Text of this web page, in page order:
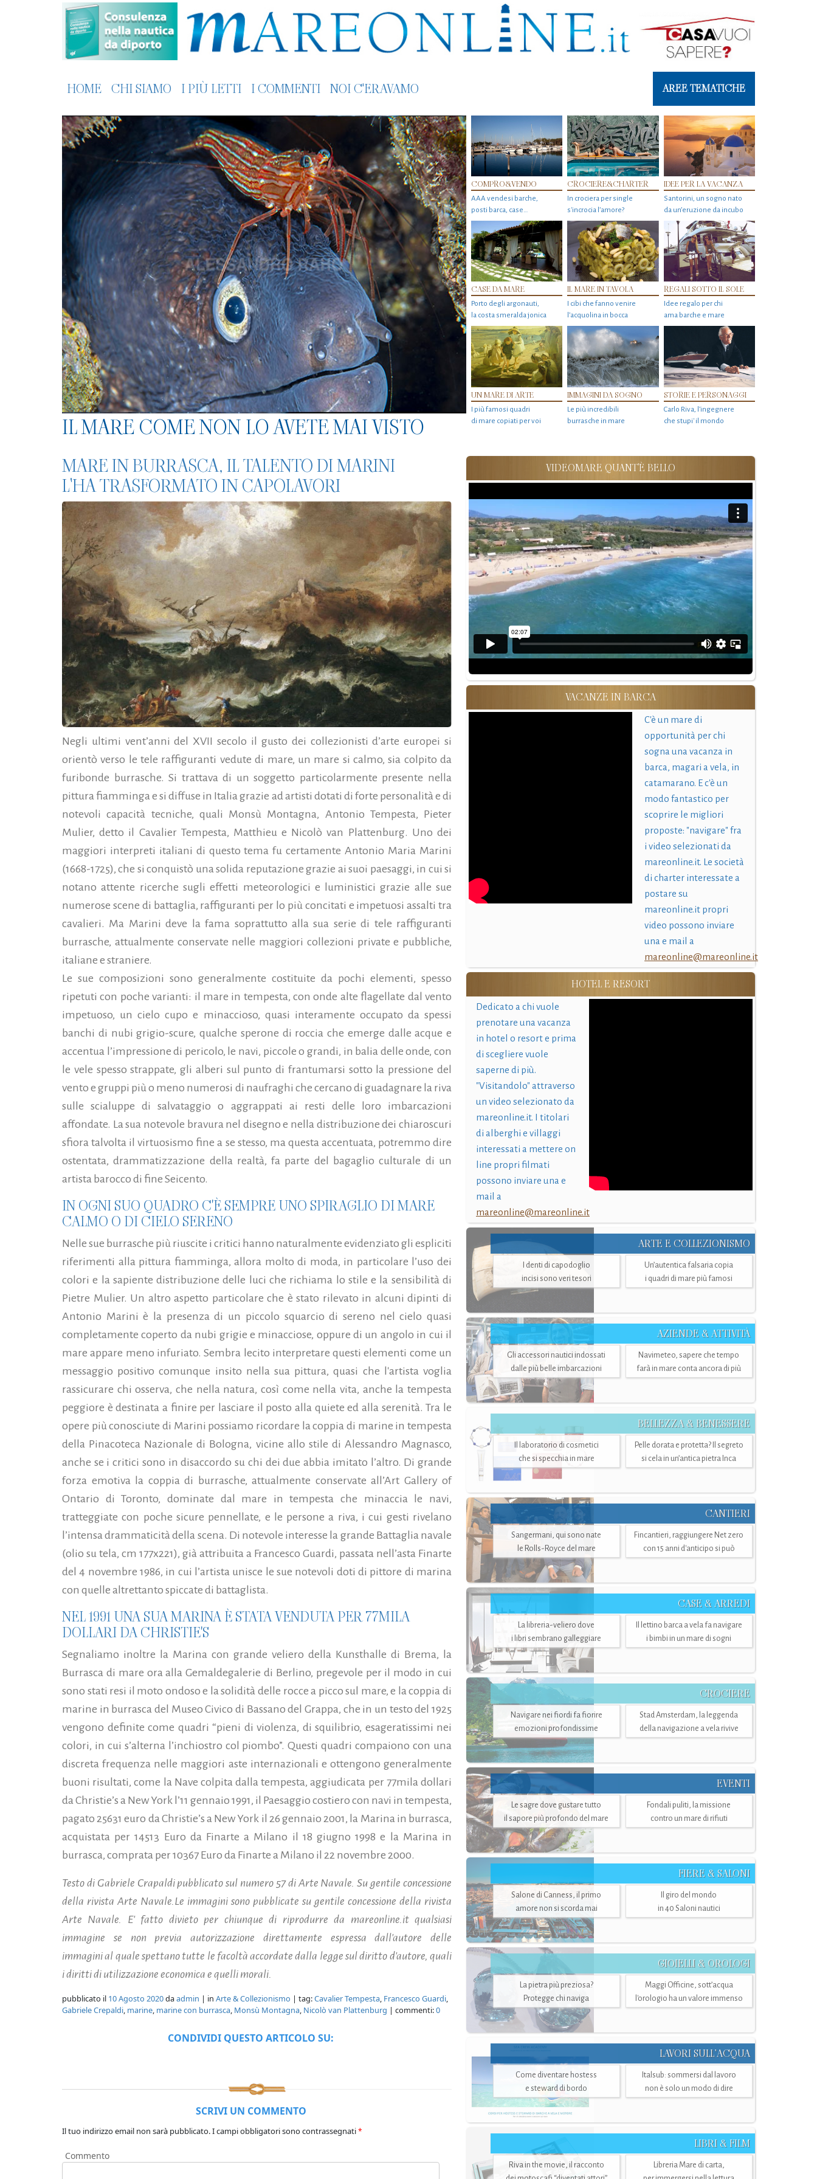
HOME CHI SIAMO I PIÙ LETTI I COMMENTI NOI C'ERAVAMO AREE TEMATICHE
IL MARE COME NON LO AVETE MAI VISTO
COMPRO&VENDO
AAA vendesi barche,
posti barca, case…
CROCIERE&CHARTER
In crociera per single
s'incrocia l’amore?
IDEE PER LA VACANZA
Santorini, un sogno nato
da un’eruzione da incubo
CASE DA MARE
Porto degli argonauti,
la costa smeralda jonica
IL MARE IN TAVOLA
I cibi che fanno venire
l’acquolina in bocca
REGALI SOTTO IL SOLE
Idee regalo per chi
ama barche e mare
UN MARE DI ARTE
I più famosi quadri
di mare copiati per voi
IMMAGINI DA SOGNO
Le più incredibili
burrasche in mare
STORIE E PERSONAGGI
Carlo Riva, l’ingegnere
che stupi' il mondo
MARE IN BURRASCA, IL TALENTO DI MARINI
L'HA TRASFORMATO IN CAPOLAVORI
Negli ultimi vent’anni del XVII secolo il gusto dei collezionisti d’arte europei si
orientò verso le tele raffiguranti vedute di mare, un mare si calmo, sia colpito da
furibonde burrasche. Si trattava di un soggetto particolarmente presente nella
pittura fiamminga e si diffuse in Italia grazie ad artisti dotati di forte personalità e di
notevoli capacità tecniche, quali Monsù Montagna, Antonio Tempesta, Pieter
Mulier, detto il Cavalier Tempesta, Matthieu e Nicolò van Plattenburg. Uno dei
maggiori interpreti italiani di questo tema fu certamente Antonio Maria Marini
(1668-1725), che si conquistò una solida reputazione grazie ai suoi paesaggi, in cui si
notano attente ricerche sugli effetti meteorologici e luministici grazie alle sue
numerose scene di battaglia, raffiguranti per lo più concitati e impetuosi assalti tra
cavalieri. Ma Marini deve la fama soprattutto alla sua serie di tele raffiguranti
burrasche, attualmente conservate nelle maggiori collezioni private e pubbliche,
italiane e straniere.
Le sue composizioni sono generalmente costituite da pochi elementi, spesso
ripetuti con poche varianti: il mare in tempesta, con onde alte flagellate dal vento
impetuoso, un cielo cupo e minaccioso, quasi interamente occupato da spessi
banchi di nubi grigio-scure, qualche sperone di roccia che emerge dalle acque e
accentua l’impressione di pericolo, le navi, piccole o grandi, in balia delle onde, con
le vele spesso strappate, gli alberi sul punto di frantumarsi sotto la pressione del
vento e gruppi più o meno numerosi di naufraghi che cercano di guadagnare la riva
sulle scialuppe di salvataggio o aggrappati ai resti delle loro imbarcazioni
affondate. La sua notevole bravura nel disegno e nella distribuzione dei chiaroscuri
sfiora talvolta il virtuosismo fine a se stesso, ma questa accentuata, potremmo dire
ostentata, drammatizzazione della realtà, fa parte del bagaglio culturale di un
artista barocco di fine Seicento.
IN OGNI SUO QUADRO C'È SEMPRE UNO SPIRAGLIO DI MARE
CALMO O DI CIELO SERENO
Nelle sue burrasche più riuscite i critici hanno naturalmente evidenziato gli espliciti
riferimenti alla pittura fiamminga, allora molto di moda, in particolare l’uso dei
colori e la sapiente distribuzione delle luci che richiama lo stile e la sensibilità di
Pietre Mulier. Un altro aspetto particolare che è stato rilevato in alcuni dipinti di
Antonio Marini è la presenza di un piccolo squarcio di sereno nel cielo quasi
completamente coperto da nubi grigie e minacciose, oppure di un angolo in cui il
mare appare meno infuriato. Sembra lecito interpretare questi elementi come un
messaggio positivo comunque insito nella sua pittura, quasi che l'artista voglia
rassicurare chi osserva, che nella natura, così come nella vita, anche la tempesta
peggiore è destinata a finire per lasciare il posto alla quiete ed alla serenità. Tra le
opere più conosciute di Marini possiamo ricordare la coppia di marine in tempesta
della Pinacoteca Nazionale di Bologna, vicine allo stile di Alessandro Magnasco,
anche se i critici sono in disaccordo su chi dei due abbia imitato l’altro. Di grande
forza emotiva la coppia di burrasche, attualmente conservate all’Art Gallery of
Ontario di Toronto, dominate dal mare in tempesta che minaccia le navi,
tratteggiate con poche sicure pennellate, e le persone a riva, i cui gesti rivelano
l’intensa drammaticità della scena. Di notevole interesse la grande Battaglia navale
(olio su tela, cm 177x221), già attribuita a Francesco Guardi, passata nell’asta Finarte
del 4 novembre 1986, in cui l’artista unisce le sue notevoli doti di pittore di marina
con quelle altrettanto spiccate di battaglista.
NEL 1991 UNA SUA MARINA È STATA VENDUTA PER 77MILA
DOLLARI DA CHRISTIE'S
Segnaliamo inoltre la Marina con grande veliero della Kunsthalle di Brema, la
Burrasca di mare ora alla Gemaldegalerie di Berlino, pregevole per il modo in cui
sono stati resi il moto ondoso e la solidità delle rocce a picco sul mare, e la coppia di
marine in burrasca del Museo Civico di Bassano del Grappa, che in un testo del 1925
vengono definite come quadri “pieni di violenza, di squilibrio, esageratissimi nei
colori, in cui s’alterna l’inchiostro col piombo”. Questi quadri compaiono con una
discreta frequenza nelle maggiori aste internazionali e ottengono generalmente
buoni risultati, come la Nave colpita dalla tempesta, aggiudicata per 77mila dollari
da Christie’s a New York l’11 gennaio 1991, il Paesaggio costiero con navi in tempesta,
pagato 25631 euro da Christie’s a New York il 26 gennaio 2001, la Marina in burrasca,
acquistata per 14513 Euro da Finarte a Milano il 18 giugno 1998 e la Marina in
burrasca, comprata per 10367 Euro da Finarte a Milano il 22 novembre 2000.
Testo di Gabriele Crapaldi pubblicato sul numero 57 di Arte Navale. Su gentile concessione
della rivista Arte Navale.Le immagini sono pubblicate su gentile concessione della rivista
Arte Navale. E' fatto divieto per chiunque di riprodurre da mareonline.it qualsiasi
immagine se non previa autorizzazione direttamente espressa dall'autore delle
immagini al quale spettano tutte le facoltà accordate dalla legge sul diritto d'autore, quali
i diritti di utilizzazione economica e quelli morali.
pubblicato il 10 Agosto 2020daadmin | in Arte & Collezionismo | tag:Cavalier Tempesta, Francesco Guardi,
Gabriele Crepaldi, marine, marine con burrasca, Monsù Montagna, Nicolò van Plattenburg | commenti:0
CONDIVIDI QUESTO ARTICOLO SU:
SCRIVI UN COMMENTO
Il tuo indirizzo email non sarà pubblicato.I campi obbligatori sono contrassegnati*
Commento
VIDEOMARE QUANT'È BELLO
VACANZE IN BARCA
C'è un mare di
opportunità per chi
sogna una vacanza in
barca, magari a vela, in
catamarano. E c'è un
modo fantastico per
scoprire le migliori
proposte: "navigare" fra
i video selezionati da
mareonline.it. Le società
di charter interessate a
postare su
mareonline.it propri
video possono inviare
una e mail a
mareonline@mareonline.it
HOTEL E RESORT
Dedicato a chi vuole
prenotare una vacanza
in hotel o resort e prima
di scegliere vuole
saperne di più.
"Visitandolo" attraverso
un video selezionato da
mareonline.it. I titolari
di alberghi e villaggi
interessati a mettere on
line propri filmati
possono inviare una e
mail a
mareonline@mareonline.it
ARTE E COLLEZIONISMO
I denti di capodoglio
incisi sono veri tesori
Un’autentica falsaria copia
i quadri di mare più famosi
AZIENDE & ATTIVITÀ
Gli accessori nautici indossati
dalle più belle imbarcazioni
Navimeteo, sapere che tempo
farà in mare conta ancora di più
BELLEZZA & BENESSERE
Il laboratorio di cosmetici
che si specchia in mare
Pelle dorata e protetta? Il segreto
si cela in un’antica pietra Inca
CANTIERI
Sangermani, qui sono nate
le Rolls-Royce del mare
Fincantieri, raggiungere Net zero
con 15 anni d'anticipo si può
CASE & ARREDI
La libreria-veliero dove
i libri sembrano galleggiare
Il lettino barca a vela fa navigare
i bimbi in un mare di sogni
CROCIERE
Navigare nei fiordi fa fiorire
emozioni profondissime
Stad Amsterdam, la leggenda
della navigazione a vela rivive
EVENTI
Le sagre dove gustare tutto
il sapore più profondo del mare
Fondali puliti, la missione
contro un mare di rifiuti
FIERE & SALONI
Salone di Canness, il primo
amore non si scorda mai
Il giro del mondo
in 40 Saloni nautici
GIOIELLI & OROLOGI
La pietra più preziosa?
Protegge chi naviga
Maggi Officine, sott’acqua
l'orologio ha un valore immenso
LAVORI SULL’ACQUA
Come diventare hostess
e steward di bordo
Italsub: sommersi dal lavoro
non è solo un modo di dire
LIBRI & FILM
Riva in the movie, il racconto
Libreria Mare di carta,